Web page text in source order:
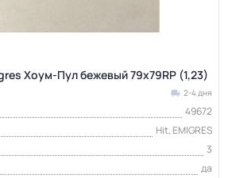
Хоум-Пул бежевый 79x79RP (1,23)
2-4 дня
49672
Hit, EMIGRES
3
да